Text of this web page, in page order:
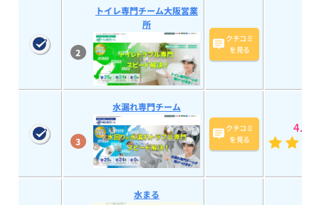
2
トイレ専門チーム大阪営業
所
クチコミ
を見る
3
水漏れ専門チーム
クチコミ
を見る
4.9
水まる